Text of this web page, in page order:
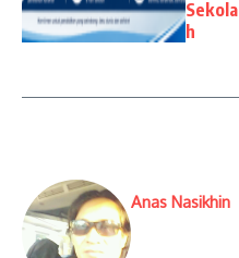
Sekola
h
Anas Nasikhin